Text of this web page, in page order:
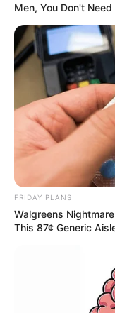
Men, You Don't
FRIDAY PLANS
Walgreens
This 87¢ Generic